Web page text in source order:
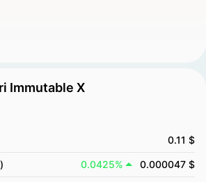
Immutable X
0.11 $
0.0425% 0.000047 $